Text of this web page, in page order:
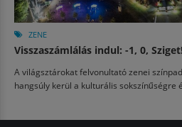
ZENE
Visszaszámlálás indul: -1, 0, Sziget!
A világsztárokat felvonultató zenei
hangsúly kerül a kulturális sokszínűségre